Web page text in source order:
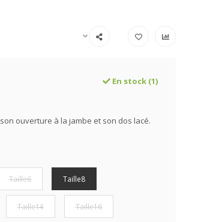
En stock (1)
ouverture à la jambe et son dos lacé.
Taille6 Taille8
Taille14 Taille16